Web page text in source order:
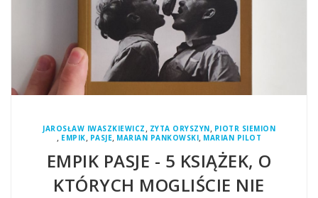
JAROSŁAW IWASZKIEWICZ , ZYTA ORYSZYN, PIOTR SIEMION
, EMPIK, PASJE, MARIAN PANKOWSKI, MARIAN PILOT
EMPIK PASJE - 5 KSIĄŻEK, O
KTÓRYCH MOGLIŚCIE NIE